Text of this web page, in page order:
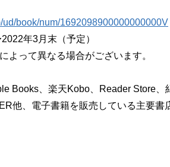
ud/book/num/1692098900000000000V
年3月末（予定）
って異なる場合がございます。
Books、楽天Kobo、Reader Store、
他、電子書籍を販売している主要書